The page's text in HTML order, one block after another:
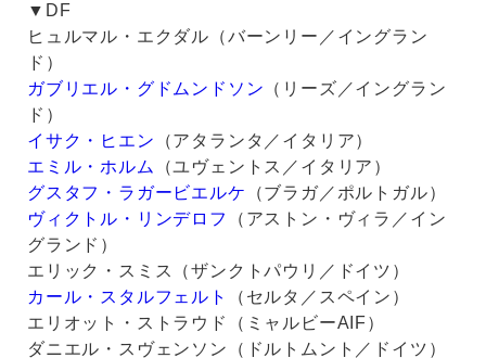
▼DF
ヒュルマル・エクダル（バーンリー／イングラン
ド）
ガブリエル・グドムンドソン （リーズ／イングラン
ド）
イサク・ヒエン （アタランタ／イタリア）
エミル・ホルム （ユヴェントス／イタリア）
グスタフ・ラガービエルケ （ブラガ／ポルトガル）
ヴィクトル・リンデロフ
（アストン・ヴィラ／イン
グランド）
エリック・スミス（ザンクトパウリ／ドイツ）
カール・スタルフェルト
（セルタ／スペイン）
エリオット・ストラウド（ミャルビーAIF）
ダニエル・スヴェンソン（ドルトムント／ドイツ）